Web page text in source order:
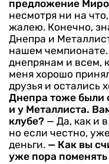
предложение
несмотря ни на
жалею. Конечно,
Днепра и
нашем чемпионате.
днепрянам и всем,
меня хорошо
друзья и остались
Днепра тоже были
и у Металлиста.
клубе? — Да, как и
но если честно,
деньги. — Как вы
уже пора